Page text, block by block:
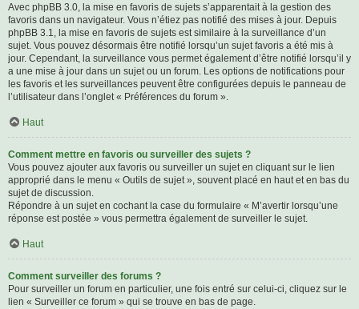
Avec phpBB 3.0, la mise en favoris de sujets s’apparentait à la gestion des
favoris dans un navigateur. Vous n’étiez pas notifié des mises à jour. Depuis
phpBB 3.1, la mise en favoris de sujets est similaire à la surveillance d’un
sujet. Vous pouvez désormais être notifié lorsqu’un sujet favoris a été mis à
jour. Cependant, la surveillance vous permet également d’être notifié lorsqu’il y
a une mise à jour dans un sujet ou un forum. Les options de notifications pour
les favoris et les surveillances peuvent être configurées depuis le panneau de
l’utilisateur dans l’onglet « Préférences du forum ».
Haut
Comment mettre en favoris ou surveiller des sujets ?
Vous pouvez ajouter aux favoris ou surveiller un sujet en cliquant sur le lien
approprié dans le menu « Outils de sujet », souvent placé en haut et en bas du
sujet de discussion.
Répondre à un sujet en cochant la case du formulaire « M’avertir lorsqu’une
réponse est postée » vous permettra également de surveiller le sujet.
Haut
Comment surveiller des forums ?
Pour surveiller un forum en particulier, une fois entré sur celui-ci, cliquez sur le
lien « Surveiller ce forum » qui se trouve en bas de page.